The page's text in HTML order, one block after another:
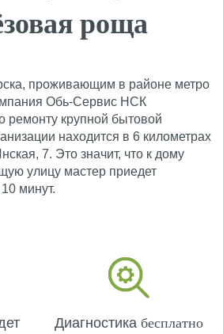
роща
проживающим в районе метро
Обь-Сервис НСК
ремонту крупной бытовой
находится в 6 километрах
7. Это значит, что к дому
улицу мастер приедет
минут.
Диагностика бесплатно